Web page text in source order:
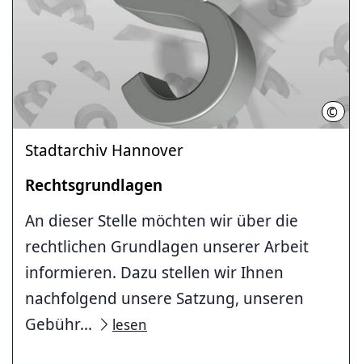
©
Stadtarchiv Hannover
Rechtsgrundlagen
An dieser Stelle möchten wir über die
rechtlichen Grundlagen unserer Arbeit
informieren. Dazu stellen wir Ihnen
nachfolgend unsere Satzung, unseren
Gebühr...
lesen